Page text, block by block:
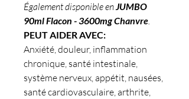
Également disponible enJUMBO
90ml Flacon - 3600mg Chanvre.
PEUT AIDER AVEC:
Anxiété, douleur, inflammation
chronique, santé intestinale,
système nerveux, appétit, nausées,
santé cardiovasculaire, arthrite,